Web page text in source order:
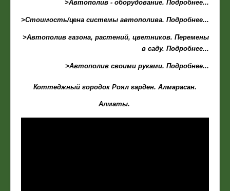
>Автополив - оборудование. Подробнее...
>Стоимость/цена системы автополива. Подробнее...
>Автополив газона, растений, цветников. Перемены
в саду. Подробнее...
>Автополив своими руками. Подробнее...
Коттеджный городок Роял гарден. Алмарасан.
Алматы.